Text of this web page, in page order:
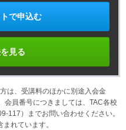
で申込む
見る
は、受講料のほかに別途入会金
会員番号につきましては、TAC各校
117）までお問い合わせください。
まれています。